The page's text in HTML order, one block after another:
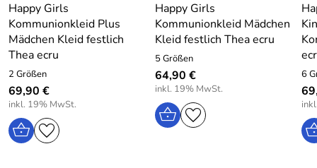
Happy Girls
Kommunionkleid Plus
Mädchen Kleid festlich
Thea ecru
2 Größen
69,90 €
inkl. 19% MwSt.
Happy Girls
Kommunionkleid Mädchen
Kleid festlich Thea ecru
5 Größen
64,90 €
inkl. 19% MwSt.
6